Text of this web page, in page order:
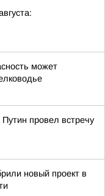
может
провел встречу
новый проект в